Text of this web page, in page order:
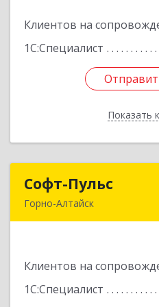
Клиентов на
1С:Специалист
Показать
Софт-Пульс
Горно-Алтайск
Клиентов на
1С:Специалист